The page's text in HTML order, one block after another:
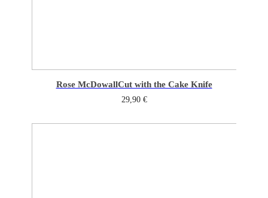
Rose McDowallCut with the Cake Knife
29,90 €